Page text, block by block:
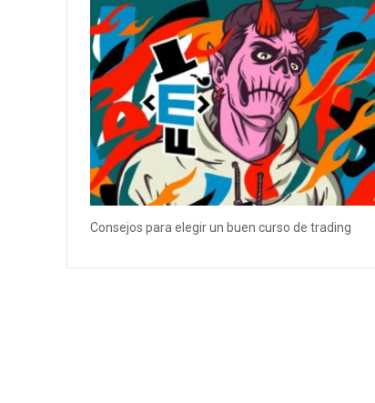
Consejos para elegir un buen curso de trading